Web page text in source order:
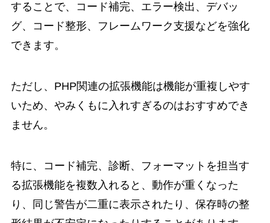
することで、コード補完、エラー検出、デバッ
グ、コード整形、フレームワーク支援などを強化
できます。
ただし、PHP関連の拡張機能は機能が重複しやす
いため、やみくもに入れすぎるのはおすすめでき
ません。
特に、コード補完、診断、フォーマットを担当す
る拡張機能を複数入れると、動作が重くなった
り、同じ警告が二重に表示されたり、保存時の整